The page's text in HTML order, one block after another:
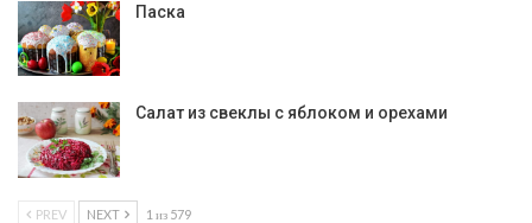
Паска
Салат из свеклы с яблоком и орехами
PREV NEXT 1 из 579